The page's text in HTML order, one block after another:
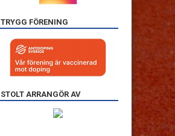
TRYGG FÖRENING
STOLT ARRANGÖR AV